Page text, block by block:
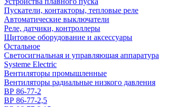
Пускатели, контакторы, тепловые реле
Автоматические выключатели
Реле, датчики, контроллеры
Щитовое оборудование и аксессуары
Остальное
Светосигнальная и управляющая аппаратура
Systeme Electric
Вентиляторы промышленные
Вентиляторы радиальные низкого давления
ВР 86-77-2
ВР 86-77-2,5